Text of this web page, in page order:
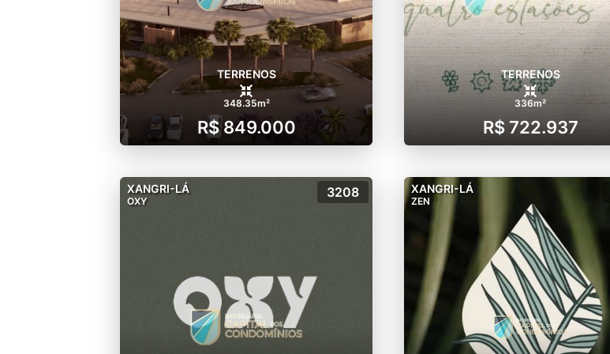
- Lago contemplativo
TERRENOS
348.35m²
R$ 849.000
TERRENOS
336m²
R$ 722.937
XANGRI-LÁ
OXY
3208 XANGRI-LÁ
ZEN